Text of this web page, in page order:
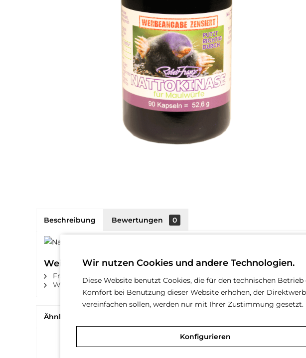
Beschreibung Bewertungen 0
Weiterführende Links zu "Nattokinase (Robert Franz)"
Fragen zum Artikel?
Weitere Produkte dieses Herstellers
Ähnliche Artikel
Wir nutzen Cookies und andere Technologien.
Diese Website benutzt Cookies, die für den technischen
Komfort bei Benutzung dieser Website erhöhen, der
vereinfachen sollen, werden nur mit Ihrer Zustimmung gesetzt.
Konfigurieren